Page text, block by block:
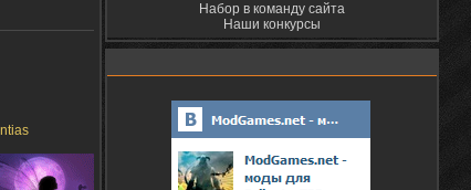
Набор в команду сайта
Наши конкурсы